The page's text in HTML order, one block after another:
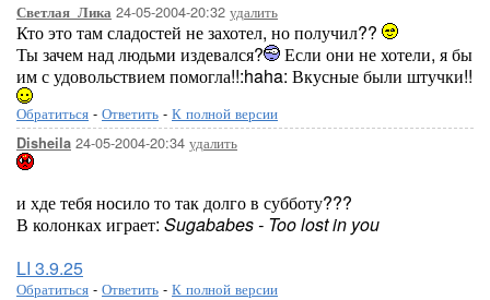
Светлая_Лика 24-05-2004-20:32 удалить
Кто это там сладостей не захотел, но получил??
Ты зачем над людьми издевался?
Если они не хотели, я бы
им с удовольствием помогла!!:haha: Вкусные были штучки!!
Обратиться - Ответить - К полной версии
Disheila 24-05-2004-20:34 удалить
и хде тебя носило то так долго в субботу???
В колонках играет: Sugababes - Too lost in you
LI 3.9.25
Обратиться - Ответить - К полной версии